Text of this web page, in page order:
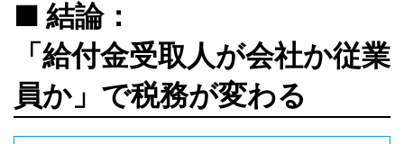
■ 結論：
「給付金受取人が会社か従業
員か」で税務が変わる